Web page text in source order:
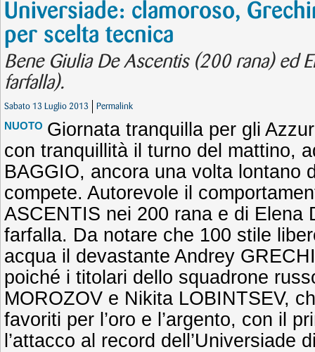
Universiade: clamoroso,
per scelta tecnica
Bene Giulia De Ascentis (200 rana) ed
farfalla).
Sabato 13 Luglio 2013 Permalink
NUOTO Giornata tranquilla per gli
con tranquillità il turno del mattino,
BAGGIO, ancora una volta lontano
compete. Autorevole il
ASCENTIS nei 200 rana e di Elena
farfalla. Da notare che 100 stile
acqua il devastante Andrey
poiché i titolari dello squadrone
MOROZOV e Nikita LOBINTSEV,
favoriti per l’oro e l’argento, con il
l’attacco al record dell’Universiade